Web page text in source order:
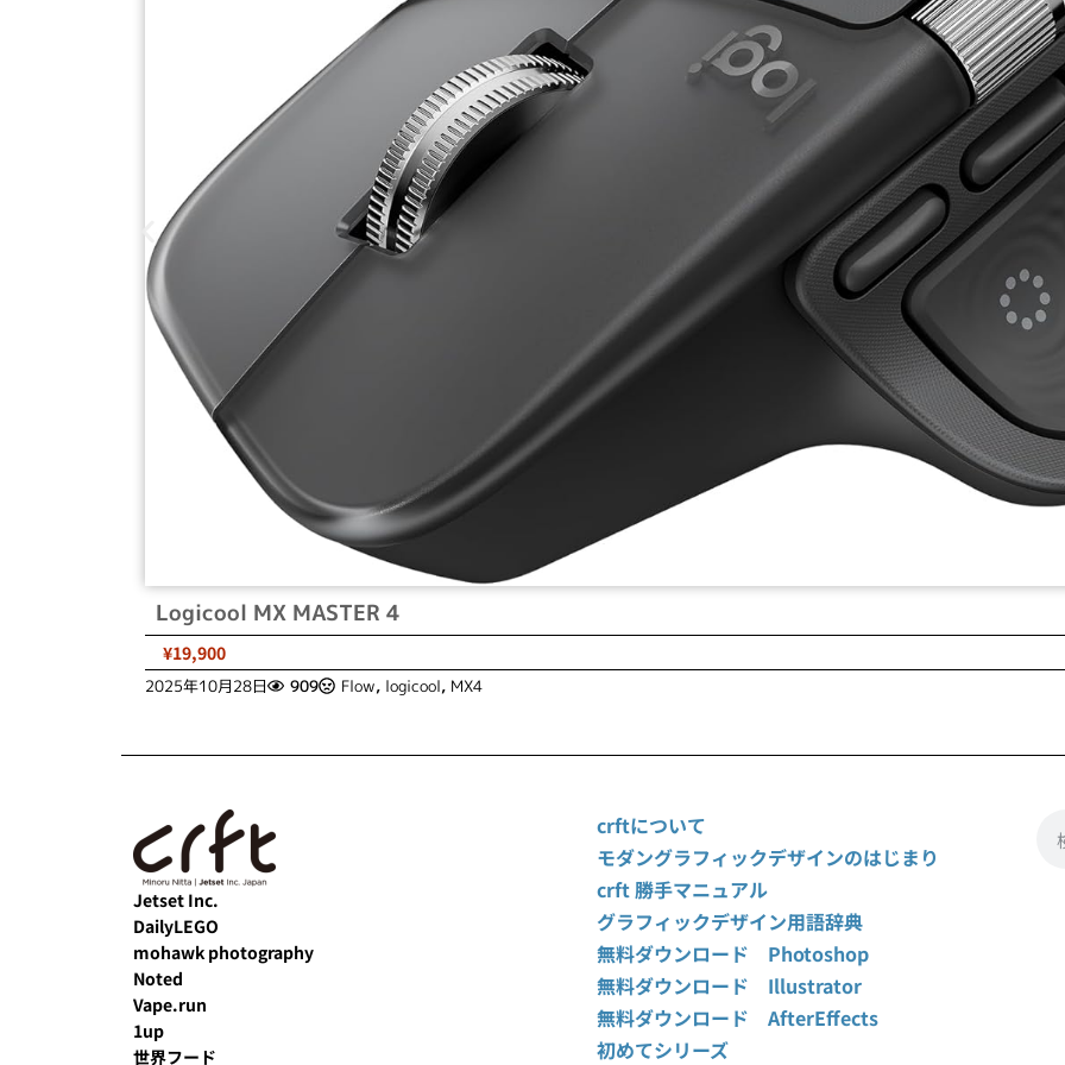
Logicool MX MASTER 4
¥19,900
2025年10月28日 909 Flow, logicool, MX4
Jetset Inc.
DailyLEGO
mohawk photography
Noted
Vape.run
1up
世界フード
crftについて
モダングラフィックデザインのはじまり
crft 勝手マニュアル
グラフィックデザイン用語辞典
無料ダウンロード Photoshop
無料ダウンロード Illustrator
無料ダウンロード AfterEffects
初めてシリーズ